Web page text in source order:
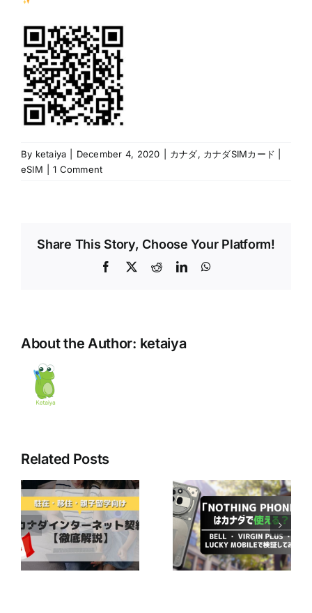
By ketaiya December 4, 2020 カナダ, カナダSIMカード |
eSIM
1 Comment
Share This Story, Choose Your Platform!
Facebook
X RedditLinkedIn
About the Author: ketaiya
Related Posts
最近人気の
「Nothing
Phone」はカナ
ダで使える？ ～
Bell ・ Virgin
Plus ・ Lucky
Bell Mobilityユ
ーザー必見！
CraveのBasicプ
ランが無料で楽
しめるかも！？